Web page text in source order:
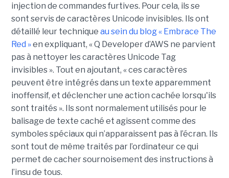
injection de commandes furtives. Pour cela, ils se
sont servis de caractères Unicode invisibles. Ils ont
détaillé leur technique au sein du blog « Embrace The
Red »en expliquant, « Q Developer d’AWS ne parvient
pas à nettoyer les caractères Unicode Tag
invisibles ». Tout en ajoutant, « ces caractères
peuvent être intégrés dans un texte apparemment
inoffensif, et déclencher une action cachée lorsqu'ils
sont traités ». Ils sont normalement utilisés pour le
balisage de texte caché et agissent comme des
symboles spéciaux qui n’apparaissent pas à l’écran. Ils
sont tout de même traités par l’ordinateur ce qui
permet de cacher sournoisement des instructions à
l’insu de tous.